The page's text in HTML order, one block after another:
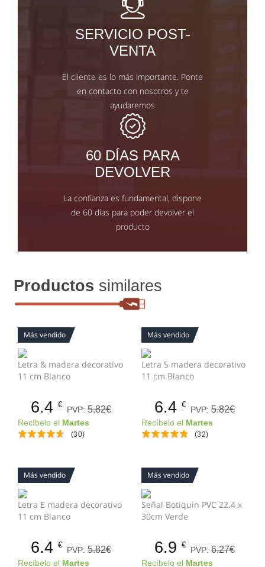
SERVICIO POST-
VENTA
El cliente es lo más importante. Ponte
en contacto con nosotros y te
ayudaremos
60 DÍAS PARA
DEVOLVER
La confianza es fundamental, dispone
de 60 días para poder devolver el
producto
Productos similares
Más vendido
Letra & madera decorativo
11 cm Blanco
6.4 €
PVP: 5.82€
Recíbelo el Martes
(30)
Más vendido
Letra S madera decorativo
11 cm Blanco
6.4 €
PVP: 5.82€
Recíbelo el Martes
(32)
Más vendido
Letra E madera decorativo
11 cm Blanco
6.4 €
PVP: 5.82€
Recíbelo el Martes
Más vendido
Señal Botiquin PVC 22.4 x
30cm Verde
6.9 €
PVP: 6.27€
Recíbelo el Martes